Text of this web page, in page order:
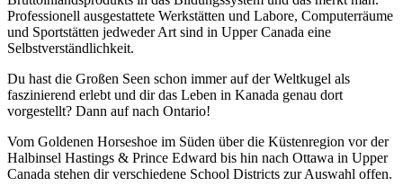
Professionell ausgestattete Werkstätten und Labore, Computerräume
und Sportstätten jedweder Art sind in Upper Canada eine
Selbstverständlichkeit.
Du hast die Großen Seen schon immer auf der Weltkugel als
faszinierend erlebt und dir das Leben in Kanada genau dort
vorgestellt? Dann auf nach Ontario!
Vom Goldenen Horseshoe im Süden über die Küstenregion vor der
Halbinsel Hastings & Prince Edward bis hin nach Ottawa in Upper
Canada stehen dir verschiedene School Districts zur Auswahl offen.